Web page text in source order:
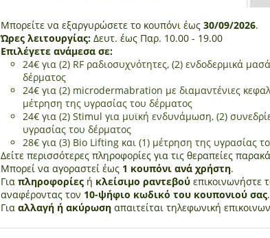
Μπορείτε να εξαργυρώσετε το κουπόνι έως 30/09/2026.
Ώρες λειτουργίας: Δευτ. έως Παρ. 10.00 - 19.00
Επιλέγετε ανάμεσα σε:
24€ για (2) RF ραδιοσυχνότητες, (2) ενδοδερμικά
δέρματος
24€ για (2) microdermabration με διαμαντένιες
μέτρηση της υγρασίας του δέρματος
24€ για (2) Stimul για μυϊκή ενδυνάμωση, (2)
υγρασίας του δέρματος
28€ για (3) Bio Lifting και (1) μέτρηση της υγρασίας
Δείτε περισσότερες πληροφορίες για τις θεραπείες
Μπορεί να αγοραστεί έως 1 κουπόνι ανά χρήστη.
Για πληροφορίες ή κλείσιμο ραντεβού επικοινωνήστε
αναφέροντας τον 10-ψήφιο κωδικό του κουπονιού σας.
Για αλλαγή ή ακύρωση απαιτείται τηλεφωνική